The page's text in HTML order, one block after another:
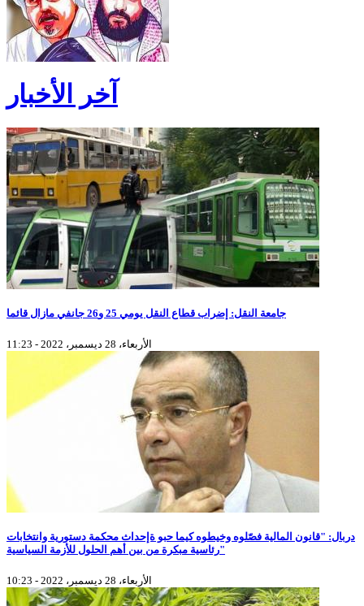
آخر الأخبار
جامعة النقل: إضراب قطاع النقل يومي 25 و26 جانفي مازال قائما
الأربعاء، 28 ديسمبر، 2022 - 11:23
دربال: "قانون المالية فصّلوه وخيطوه كيما حبو ةإحداث محكمة دستورية وانتخابات
رئاسية مبكرة من بين أهم الحلول للأزمة السياسية"
الأربعاء، 28 ديسمبر، 2022 - 10:23